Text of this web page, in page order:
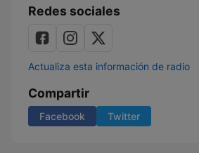
Redes sociales
Actualiza esta información de radio
Compartir
Facebook Twitter